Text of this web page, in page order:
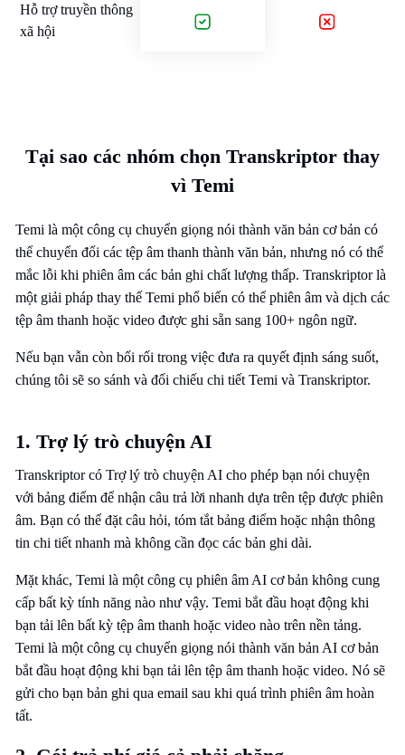
Hỗ trợ truyền thông
xã hội
Tại sao các nhóm chọn Transkriptor thay
vì Temi
Temi là một công cụ chuyển giọng nói thành văn bản cơ bản có
thể chuyển đổi các tệp âm thanh thành văn bản, nhưng nó có thể
mắc lỗi khi phiên âm các bản ghi chất lượng thấp. Transkriptor là
một giải pháp thay thế Temi phổ biến có thể phiên âm và dịch các
tệp âm thanh hoặc video được ghi sẵn sang 100+ ngôn ngữ.
Nếu bạn vẫn còn bối rối trong việc đưa ra quyết định sáng suốt,
chúng tôi sẽ so sánh và đối chiếu chi tiết Temi và Transkriptor.
1. Trợ lý trò chuyện AI
Transkriptor có Trợ lý trò chuyện AI cho phép bạn nói chuyện
với bảng điểm để nhận câu trả lời nhanh dựa trên tệp được phiên
âm. Bạn có thể đặt câu hỏi, tóm tắt bảng điểm hoặc nhận thông
tin chi tiết nhanh mà không cần đọc các bản ghi dài.
Mặt khác, Temi là một công cụ phiên âm AI cơ bản không cung
cấp bất kỳ tính năng nào như vậy. Temi bắt đầu hoạt động khi
bạn tải lên bất kỳ tệp âm thanh hoặc video nào trên nền tảng.
Temi là một công cụ chuyển giọng nói thành văn bản AI cơ bản
bắt đầu hoạt động khi bạn tải lên tệp âm thanh hoặc video. Nó sẽ
gửi cho bạn bản ghi qua email sau khi quá trình phiên âm hoàn
tất.